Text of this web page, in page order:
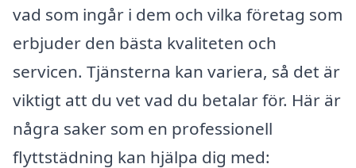
vad som ingår i dem och vilka företag som
erbjuder den bästa kvaliteten och
servicen. Tjänsterna kan variera, så det är
viktigt att du vet vad du betalar för. Här är
några saker som en professionell
flyttstädning kan hjälpa dig med: